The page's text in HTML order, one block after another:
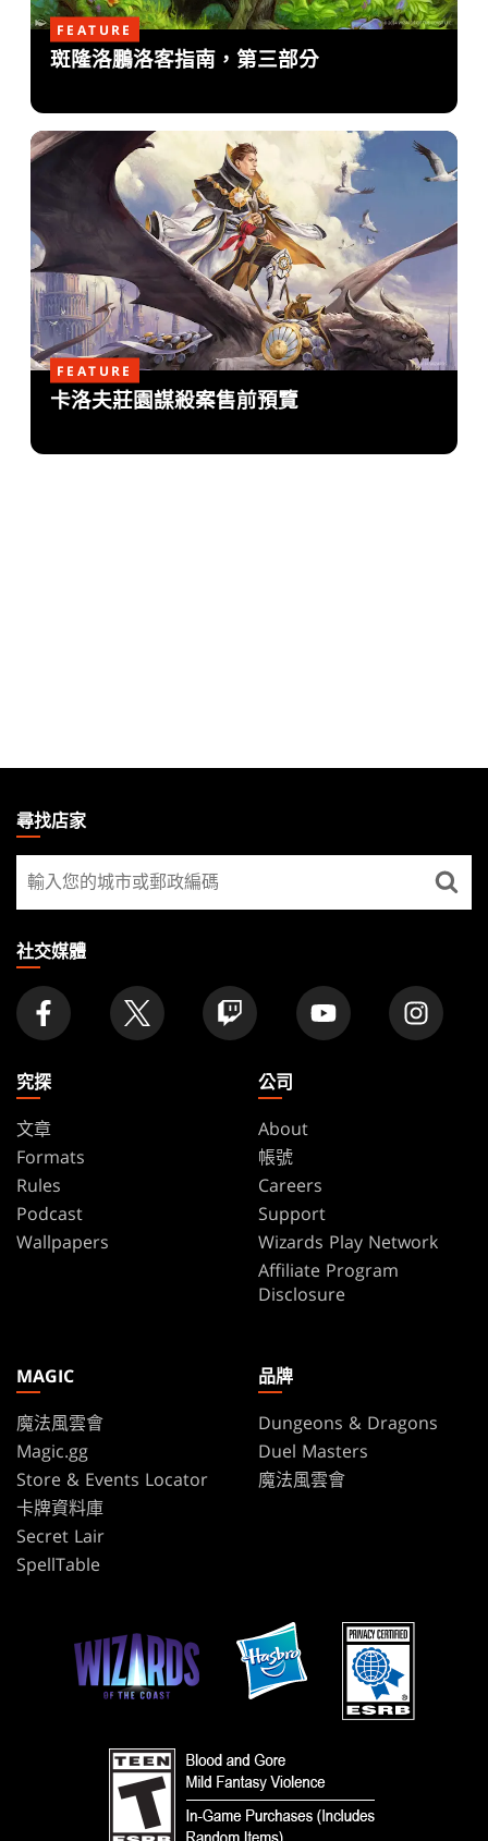
FEATURE
斑隆洛鵬洛客指南，第三部分
FEATURE
卡洛夫莊園謀殺案售前預覽
THE
GATHERING
FOOTER
尋找店家
尋
找
家
社交媒體
究探
文章
Formats
Rules
Podcast
Wallpapers
公司
About
帳號
Careers
Support
Wizards Play Network
Affiliate Program
Disclosure
MAGIC
魔法風雲會
Magic.gg
Store & Events Locator
卡牌資料庫
Secret Lair
SpellTable
品牌
Dungeons & Dragons
Duel Masters
魔法風雲會